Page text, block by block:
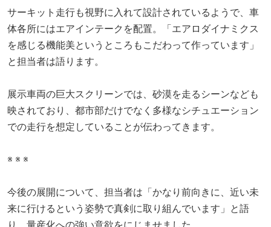
サーキット走行も視野に入れて設計されているようで、車
体各所にはエアインテークを配置。「エアロダイナミクス
を感じる機能美というところもこだわって作っています」
と担当者は語ります。
展示車両の巨大スクリーンでは、砂漠を走るシーンなども
映されており、都市部だけでなく多様なシチュエーション
での走行を想定していることが伝わってきます。
※ ※ ※
今後の展開について、担当者は「かなり前向きに、近い未
来に行けるという姿勢で真剣に取り組んでいます」と語
り、量産化への強い意欲をにじませました。